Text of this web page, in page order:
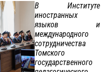
В Институте
иностранных
языков и
международного
сотрудничества
Томского
государственного